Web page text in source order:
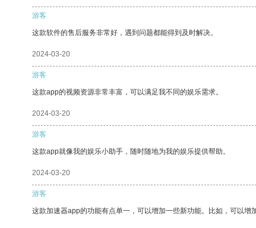
游客
这款软件的售后服务非常好，遇到问题都能得到及时解决。
2024-03-20
游客
这款app的视频资源非常丰富，可以满足我不同的娱乐需求。
2024-03-20
游客
这款app就像我的娱乐小助手，随时随地为我的娱乐提供帮助。
2024-03-20
游客
这款加速器app的功能有点单一，可以增加一些新功能。比如，可以增